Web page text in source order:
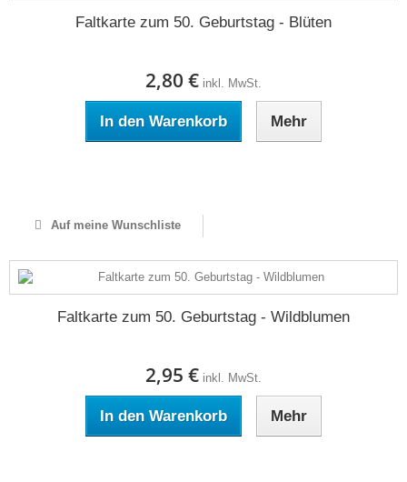
Faltkarte zum 50. Geburtstag - Blüten
2,80 € inkl. MwSt.
In den Warenkorb Mehr
Auf meine Wunschliste
Faltkarte zum 50. Geburtstag - Wildblumen
2,95 € inkl. MwSt.
In den Warenkorb Mehr